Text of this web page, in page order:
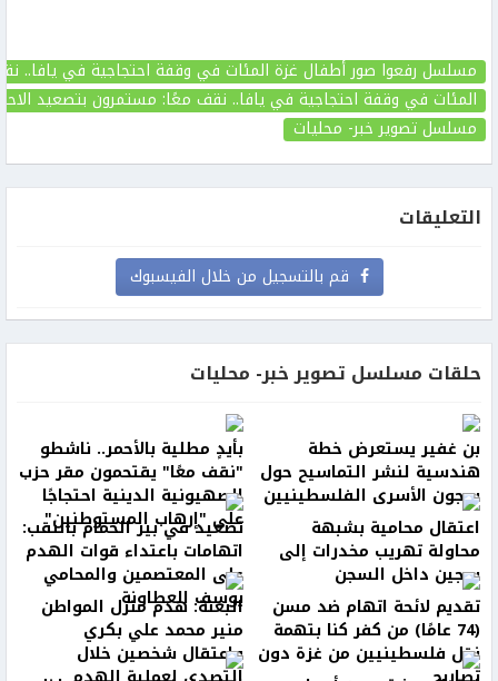
مسلسل رفعوا صور أطفال غزة المئات في وقفة احتجاجية في يافا..
المئات في وقفة احتجاجية في يافا.. نقف معًا: مستمرون بتصعيد
مسلسل تصوير خبر- محليات
التعليقات
قم بالتسجيل من خلال الفيسبوك
حلقات مسلسل تصوير خبر- محليات
بن غفير يستعرض خطة
هندسية لنشر التماسيح حول
سجون الأسرى الفلسطينيين
بأيدٍ مطلية بالأحمر.. ناشطو
"نقف معًا" يقتحمون مقر حزب
الصهيونية الدينية احتجاجًا
على "إرهاب المستوطنين" اعتقال محامية بشبهة
محاولة تهريب مخدرات إلى
سجين داخل السجن
تصعيد في بير الحمام بالنقب:
اتهامات باعتداء قوات الهدم
على المعتصمين والمحامي
يوسف العطاونة تقديم لائحة اتهام ضد مسن
(74 عامًا) من كفر كنا بتهمة
نقل فلسطينيين من غزة دون
البعنة: هدم منزل المواطن
منير محمد علي بكري
واعتقال شخصين خلال